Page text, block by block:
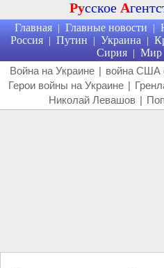
Русское А
Главная | Главные новости |
Россия | Путин | Украина |
Сирия | Мир
Война на Украине | война США
Герои войны на Украине |
Николай Левашов |